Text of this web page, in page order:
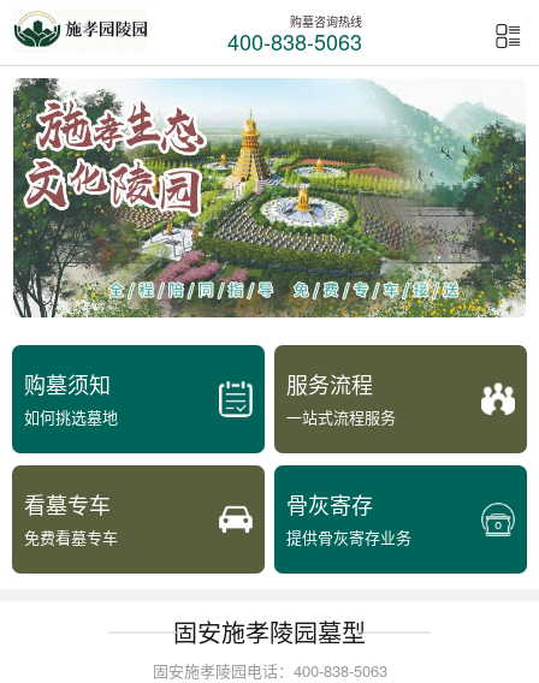
购墓咨询热线
400-838-5063
购墓须知
如何挑选墓地
服务流程
一站式流程服务
看墓专车
免费看墓专车
骨灰寄存
提供骨灰寄存业务
固安施孝陵园墓型
固安施孝陵园电话：400-838-5063